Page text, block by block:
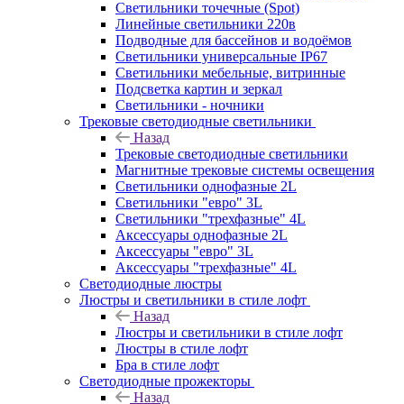
Светильники точечные (Spot)
Линейные светильники 220в
Подводные для бассейнов и водоёмов
Светильники универсальные IP67
Светильники мебельные, витринные
Подсветка картин и зеркал
Светильники - ночники
Трековые светодиодные светильники
Назад
Трековые светодиодные светильники
Магнитные трековые системы освещения
Светильники однофазные 2L
Светильники "евро" 3L
Светильники "трехфазные" 4L
Аксессуары однофазные 2L
Аксессуары "евро" 3L
Аксессуары "трехфазные" 4L
Светодиодные люстры
Люстры и светильники в стиле лофт
Назад
Люстры и светильники в стиле лофт
Люстры в стиле лофт
Бра в стиле лофт
Светодиодные прожекторы
Назад